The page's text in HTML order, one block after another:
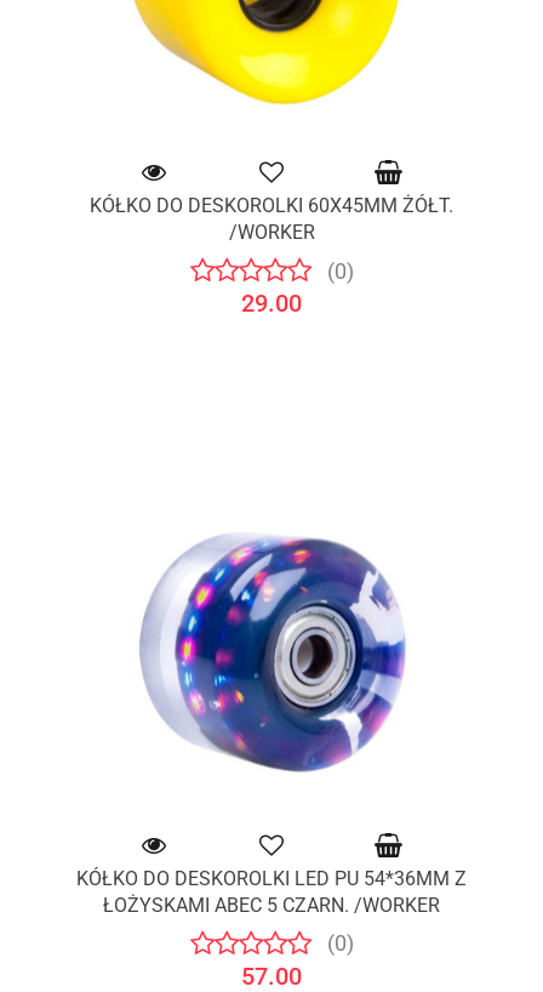
KÓŁKO DO DESKOROLKI 60X45MM ŻÓŁT.
/WORKER
(0)
29.00
KÓŁKO DO DESKOROLKI LED PU 54*36MM Z
ŁOŻYSKAMI ABEC 5 CZARN. /WORKER
(0)
57.00